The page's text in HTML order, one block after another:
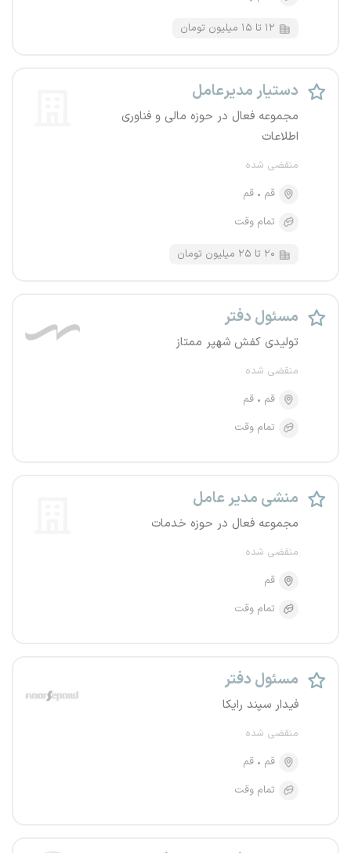
۱۲ تا ۱۵ میلیون تومان
دستیار مدیرعامل
مجموعه فعال در حوزه مالی و فناوری
اطلاعات
منقضی شده
قم
قم
تمام وقت
۲۰ تا ۲۵ میلیون تومان
مسئول دفتر
تولیدی کفش شهپر ممتاز
منقضی شده
قم
قم
تمام وقت
منشی مدیر عامل
مجموعه فعال در حوزه خدمات
منقضی شده
قم
تمام وقت
مسئول دفتر
فیدار سپند رایکا
منقضی شده
قم
قم
تمام وقت